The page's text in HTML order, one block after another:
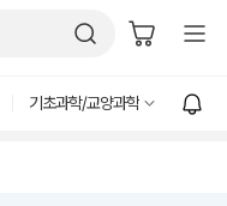
기초과학/교양과학